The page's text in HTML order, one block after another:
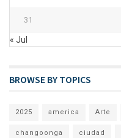
31
« Jul
BROWSE BY TOPICS
2025 america Arte
changoonga ciudad